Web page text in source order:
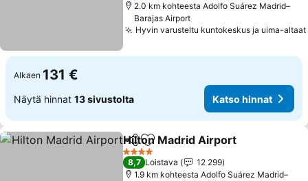
2.0 km kohteesta Adolfo Suárez Madrid–
Barajas Airport
Hyvin varusteltu kuntokeskus ja uima-altaat
Alkaen 131 €
Näytä hinnat 13 sivustolta Katso hinnat
Jaa Lisää suosikkeihin
Hilton Madrid Airport
4 Tähtiluokitus
8,7 Loistava
12 299
1.9 km kohteesta Adolfo Suárez Madrid–